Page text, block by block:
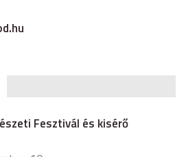
Fesztivál és kisérő